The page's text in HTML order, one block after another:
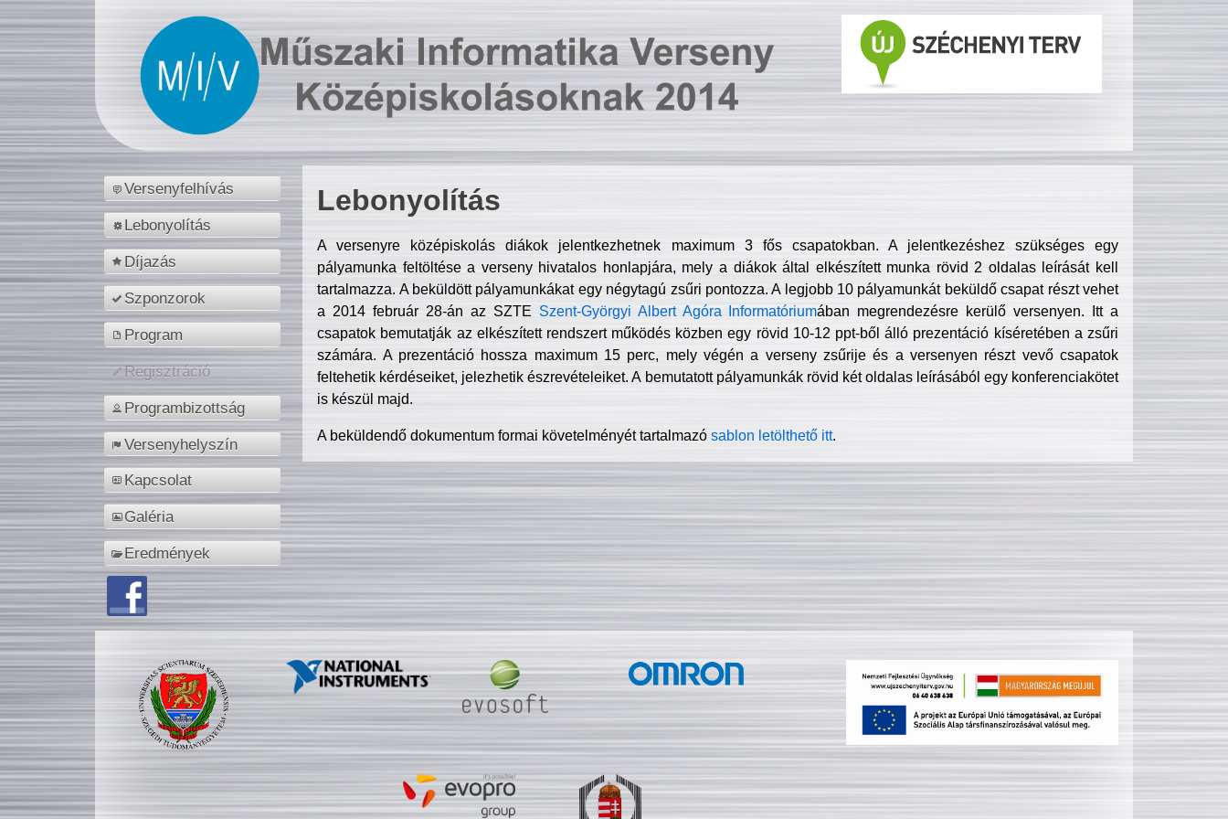
Versenyfelhívás
Lebonyolítás
Díjazás
Szponzorok
Program
Regisztráció
Programbizottság
Versenyhelyszín
Kapcsolat
Galéria
Eredmények
Lebonyolítás
A versenyre középiskolás diákok jelentkezhetnek maximum 3 fős csapatokban. A jelentkezéshez szükséges egy
pályamunka feltöltése a verseny hivatalos honlapjára, mely a diákok által elkészített munka rövid 2 oldalas leírását kell
tartalmazza. A beküldött pályamunkákat egy négytagú zsűri pontozza. A legjobb 10 pályamunkát beküldő csapat részt vehet
a 2014 február 28-án az SZTE Szent-Györgyi Albert Agóra Informatóriumában megrendezésre kerülő versenyen. Itt a
csapatok bemutatják az elkészített rendszert működés közben egy rövid 10-12 ppt-ből álló prezentáció kíséretében a zsűri
számára. A prezentáció hossza maximum 15 perc, mely végén a verseny zsűrije és a versenyen részt vevő csapatok
feltehetik kérdéseiket, jelezhetik észrevételeiket. A bemutatott pályamunkák rövid két oldalas leírásából egy konferenciakötet
is készül majd.
A beküldendő dokumentum formai követelményét tartalmazósablon letölthető itt.